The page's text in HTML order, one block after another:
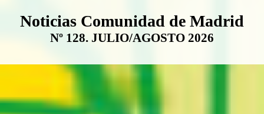
Boletín Noticias Comunidad de
Noticias Comunidad de Madrid
Nº 128. JULIO/AGOSTO 2026